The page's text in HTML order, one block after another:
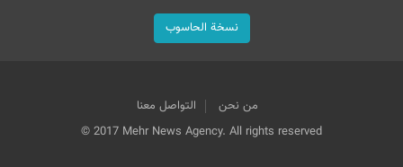
نسخة الحاسوب
من نحن
التواصل معنا
© 2017 Mehr News Agency. All rights reserved